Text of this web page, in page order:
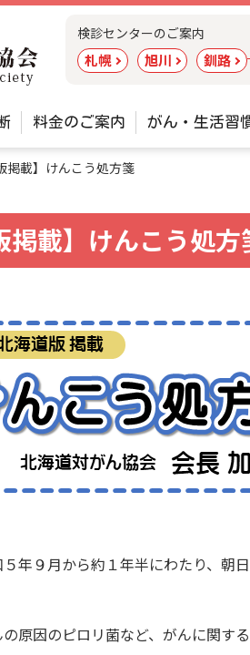
団
法
人
海
道
ん
会
検診センターのご案内
札幌 旭川 釧路
料金のご案内 がん・生活習
掲載】けんこう処方箋
掲載】けんこう処方
年９月から約１年半にわたり、朝
原因のピロリ菌など、がんに関す